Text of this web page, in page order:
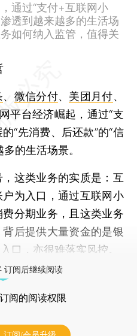
通过“支付+互联网小
透到越来越多的生活场
如何纳入监管，值得关
、 微信分付、 美团月付、
平台经济崛起，通过“支
“先消费、后还款”的“信
的生活场景。
这类业务的实质是：互
为入口，通过互联网小
分期业务，且这类业务
后提供大量资金的是银
口，亦很难落实风控。
订阅后继续阅读
阅的阅读权限